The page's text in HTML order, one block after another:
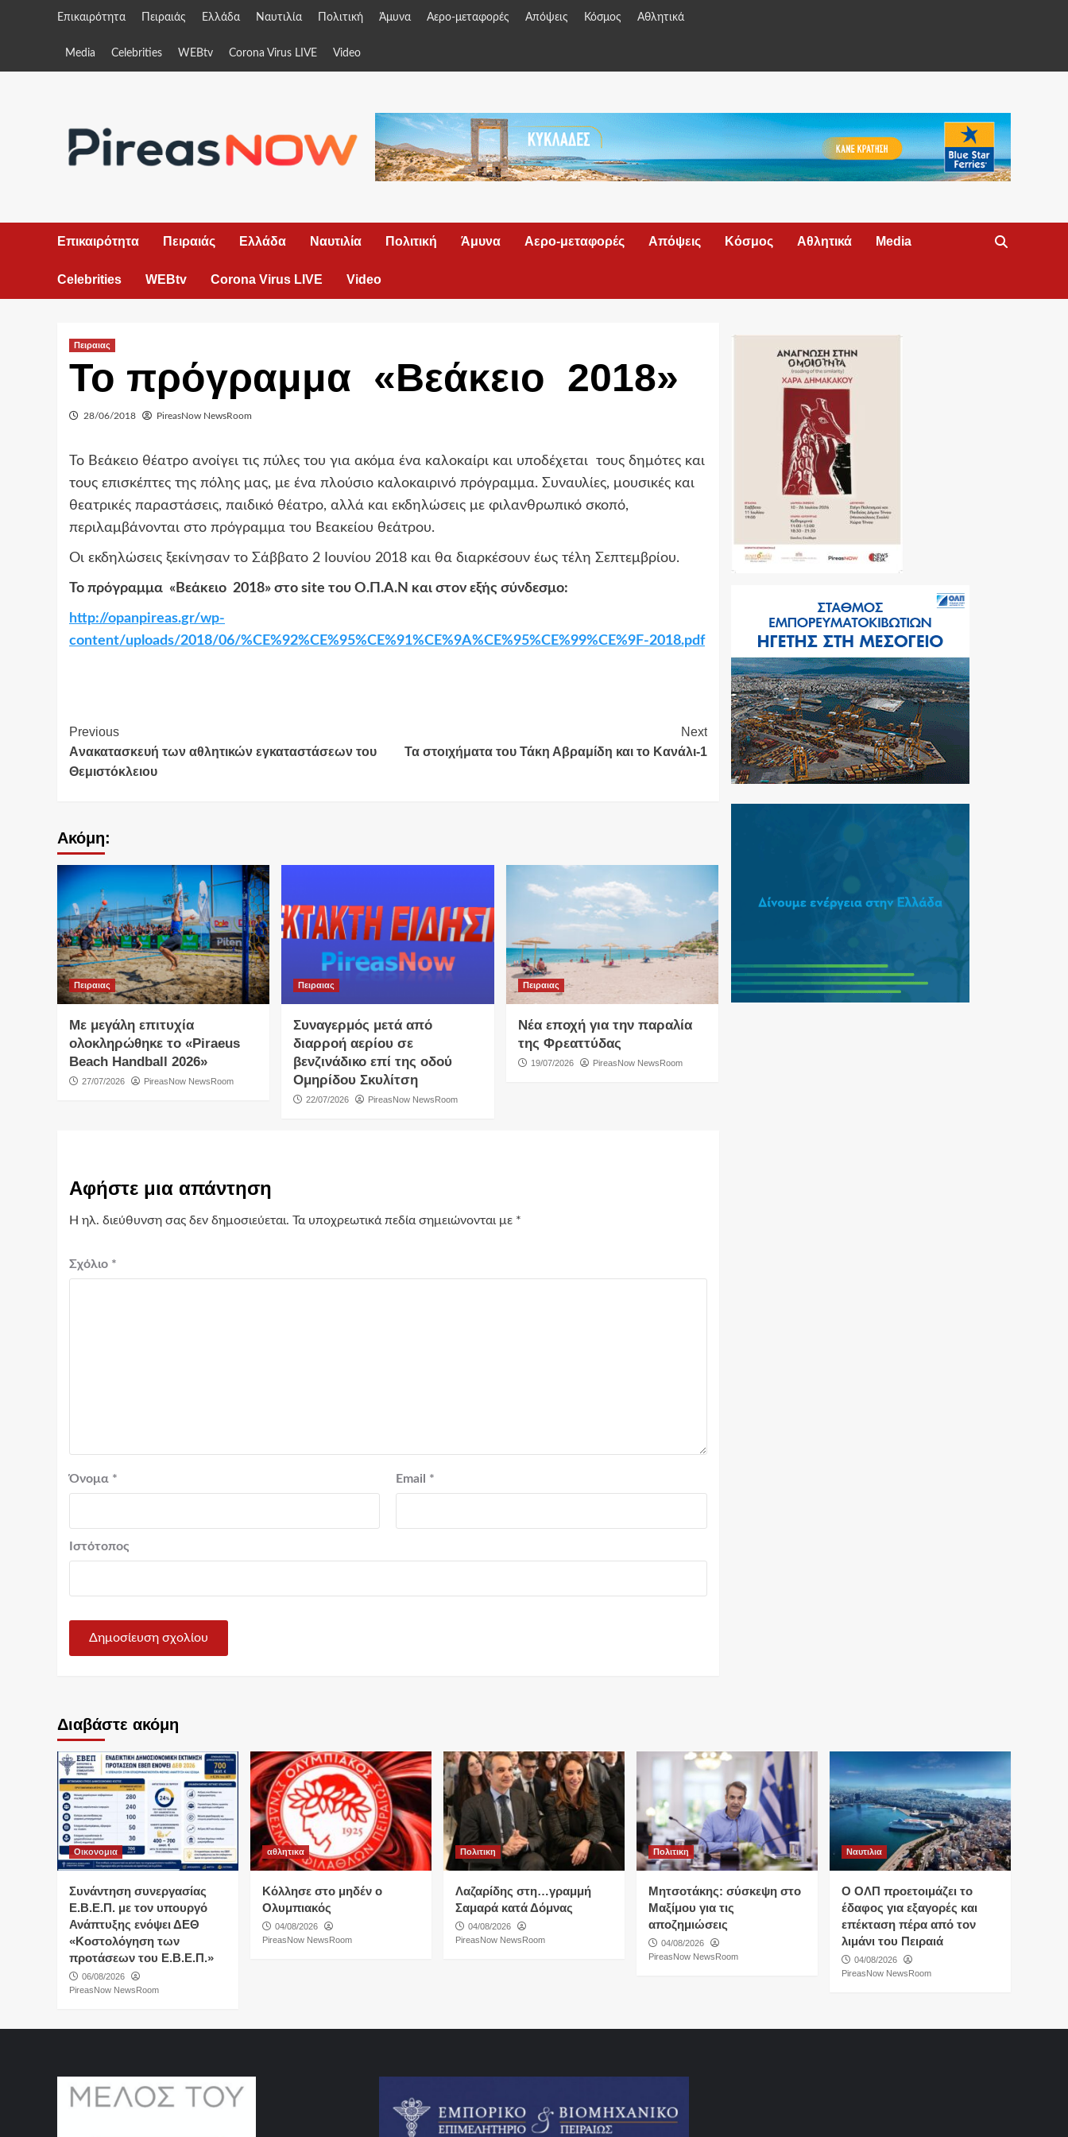
Επικαιρότητα Πειραιάς Ελλάδα Ναυτιλία Πολιτική Άμυνα Αερο-μεταφορές Απόψεις Κόσμος Αθλητικά
Media Celebrities WEBtv Corona Virus LIVE Video
Επικαιρότητα Πειραιάς Ελλάδα Ναυτιλία Πολιτική Άμυνα Αερο-μεταφορές Απόψεις Κόσμος Αθλητικά Media
Celebrities WEBtv Corona Virus LIVE Video
Πειραιας
Το πρόγραμμα «Βεάκειο 2018»
28/06/2018 PireasNow NewsRoom
Το Βεάκειο θέατρο ανοίγει τις πύλες του για ακόμα ένα καλοκαίρι και υποδέχεται τους δημότες και
τους επισκέπτες της πόλης μας, με ένα πλούσιο καλοκαιρινό πρόγραμμα. Συναυλίες, μουσικές και
θεατρικές παραστάσεις, παιδικό θέατρο, αλλά και εκδηλώσεις με φιλανθρωπικό σκοπό,
περιλαμβάνονται στο πρόγραμμα του Βεακείου θεάτρου.
Οι εκδηλώσεις ξεκίνησαν το Σάββατο 2 Ιουνίου 2018 και θα διαρκέσουν έως τέλη Σεπτεμβρίου.
Το πρόγραμμα «Βεάκειο 2018» στο site του Ο.Π.Α.Ν και στον εξής σύνδεσμο:
http://opanpireas.gr/wp-
content/uploads/2018/06/%CE%92%CE%95%CE%91%CE%9A%CE%95%CE%99%CE%9F-2018.pdf
Continue
Reading
Previous
Aνακατασκευή των αθλητικών εγκαταστάσεων του
Θεμιστόκλειου
Next
Τα στοιχήματα του Τάκη Αβραμίδη και το Κανάλι-1
Ακόμη:
Πειραιας
Με μεγάλη επιτυχία
ολοκληρώθηκε το «Piraeus
Beach Handball 2026»
27/07/2026 PireasNow NewsRoom
Πειραιας
Συναγερμός μετά από
διαρροή αερίου σε
βενζινάδικο επί της οδού
Ομηρίδου Σκυλίτση
22/07/2026 PireasNow NewsRoom
Πειραιας
Νέα εποχή για την παραλία
της Φρεαττύδας
19/07/2026 PireasNow NewsRoom
Αφήστε μια απάντηση
Η ηλ. διεύθυνση σας δεν δημοσιεύεται. Τα υποχρεωτικά πεδία σημειώνονται με *
Σχόλιο *
Όνομα * Email *
Ιστότοπος
Διαβάστε ακόμη
Οικονομια
Συνάντηση συνεργασίας
Ε.Β.Ε.Π. με τον υπουργό
Ανάπτυξης ενόψει ΔΕΘ
«Κοστολόγηση των
προτάσεων του Ε.Β.Ε.Π.»
06/08/2026
PireasNow NewsRoom
αθλητικα
Κόλλησε στο μηδέν ο
Ολυμπιακός
04/08/2026
PireasNow NewsRoom
Πολιτικη
Λαζαρίδης στη…γραμμή
Σαμαρά κατά Δόμνας
04/08/2026
PireasNow NewsRoom
Πολιτικη
Μητσοτάκης: σύσκεψη στο
Μαξίμου για τις
αποζημιώσεις
04/08/2026
PireasNow NewsRoom
Ναυτιλια
O ΟΛΠ προετοιμάζει το
έδαφος για εξαγορές και
επέκταση πέρα από τον
λιμάνι του Πειραιά
04/08/2026
PireasNow NewsRoom